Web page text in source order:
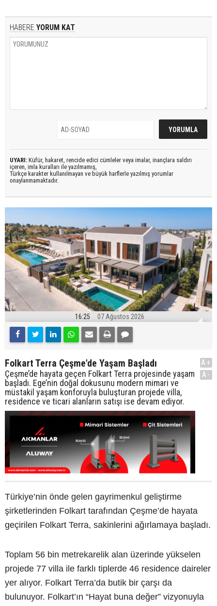
HABERE YORUM KAT
UYARI: Küfür, hakaret, rencide edici cümleler veya imalar, inançlara saldırı
içeren, imla kuralları ile yazılmamış,
Türkçe karakter kullanılmayan ve büyük harflerle yazılmış yorumlar
onaylanmamaktadır.
16:25 07 Ağustos 2026
Folkart Terra Çeşme'de Yaşam Başladı
Çeşme’de hayata geçen Folkart Terra projesinde yaşam
başladı. Ege’nin doğal dokusunu modern mimari ve
müstakil yaşam konforuyla buluşturan projede villa,
residence ve ticari alanların satışı ise devam ediyor.
A+
A-
Türkiye’nin önde gelen gayrimenkul geliştirme
şirketlerinden Folkart tarafından Çeşme’de hayata
geçirilen Folkart Terra, sakinlerini ağırlamaya başladı.
Toplam 56 bin metrekarelik alan üzerinde yükselen
projede 77 villa ile farklı tiplerde 46 residence daireler
yer alıyor. Folkart Terra’da butik bir çarşı da
bulunuyor. Folkart’ın “Hayat buna değer” vizyonuyla